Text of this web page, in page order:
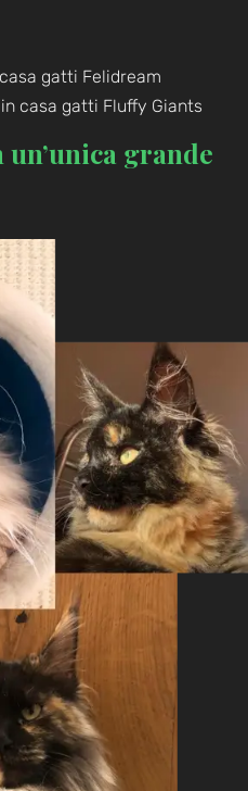
gatti Felidream
casa gatti Fluffy Giants
grande